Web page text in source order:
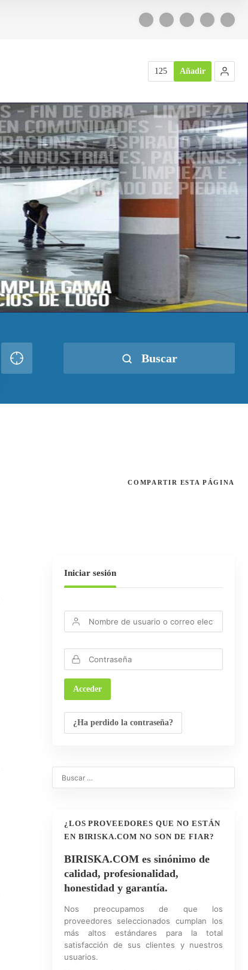
125 Añadir
Buscar
COMPARTIR ESTA PÁGINA
Iniciar sesión
¿Ha perdido la contraseña?
¿LOS PROVEEDORES QUE NO ESTÁN
EN BIRISKA.COM NO SON DE FIAR?
BIRISKA.COM es sinónimo de
calidad, profesionalidad,
honestidad y garantía.
Nos preocupamos de que los
proveedores seleccionados cumplan los
más altos estándares para la total
satisfacción de sus clientes y nuestros
usuarios.